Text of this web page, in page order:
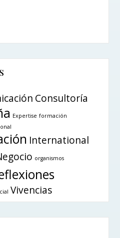
Consultoría
Expertise formación
International
organismos
Vivencias